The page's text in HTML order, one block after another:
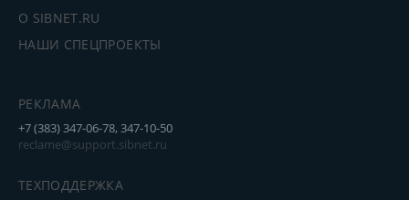
О SIBNET.RU
НАШИ СПЕЦПРОЕКТЫ
РЕКЛАМА
+7 (383) 347-06-78, 347-10-50
reclame@support.sibnet.ru
ТЕХПОДДЕРЖКА